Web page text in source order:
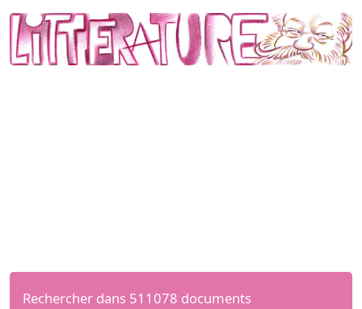
Rechercher dans 511078 documents